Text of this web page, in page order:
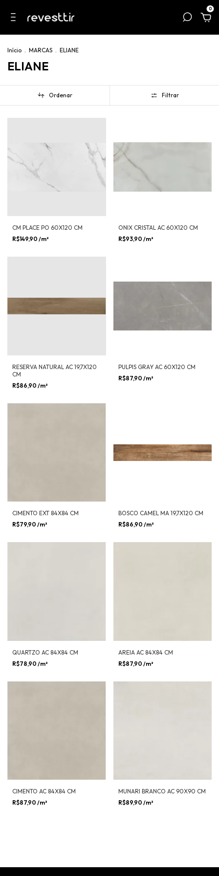
0
Início . MARCAS . ELIANE
ELIANE
Ordenar Filtrar
CM PLACE PO 60X120 CM
R$149,90 /m²
ONIX CRISTAL AC 60X120 CM
R$93,90 /m²
RESERVA NATURAL AC 19,7X120
CM
R$86,90 /m²
PULPIS GRAY AC 60X120 CM
R$87,90 /m²
CIMENTO EXT 84X84 CM
R$79,90 /m²
BOSCO CAMEL MA 19,7X120 CM
R$86,90 /m²
QUARTZO AC 84X84 CM
R$78,90 /m²
AREIA AC 84X84 CM
R$87,90 /m²
CIMENTO AC 84X84 CM
R$87,90 /m²
MUNARI BRANCO AC 90X90 CM
R$89,90 /m²